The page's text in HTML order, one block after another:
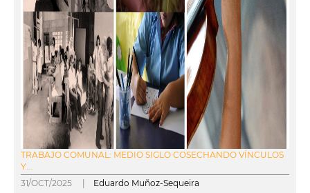
TRABAJO COMUNAL: MEDIO SIGLO COSECHANDO VÍNCULOS
Y...
31/OCT/2025 | Eduardo Muñoz-Sequeira